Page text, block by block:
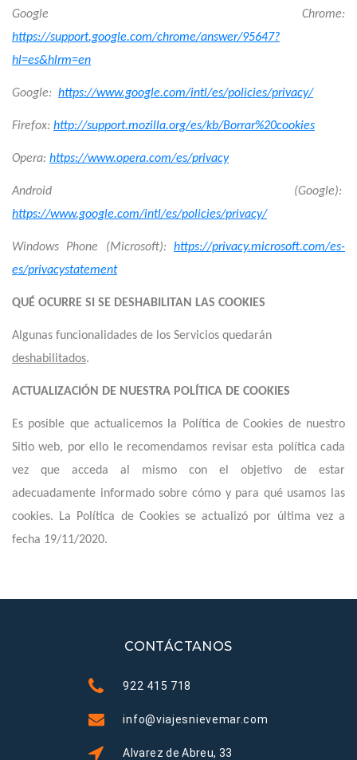
Google Chrome:
https://support.google.com/chrome/answer/95647?
hl=es&hlrm=en
Google: https://www.google.com/intl/es/policies/privacy/
Firefox: http://support.mozilla.org/es/kb/Borrar%20cookies
Opera: https://www.opera.com/es/privacy
Android (Google):
https://www.google.com/intl/es/policies/privacy/
Windows Phone (Microsoft): https://privacy.microsoft.com/es-
es/privacystatement
QUÉ OCURRE SI SE DESHABILITAN LAS COOKIES
Algunas funcionalidades de los Servicios quedarán
deshabilitados.
ACTUALIZACIÓN DE NUESTRA POLÍTICA DE COOKIES
Es posible que actualicemos la Política de Cookies de nuestro
Sitio web, por ello le recomendamos revisar esta política cada
vez que acceda al mismo con el objetivo de estar
adecuadamente informado sobre cómo y para qué usamos las
cookies. La Política de Cookies se actualizó por última vez a
fecha 19/11/2020.
CONTÁCTANOS
922 415 718
info@viajesnievemar.com
Alvarez de Abreu, 33